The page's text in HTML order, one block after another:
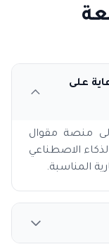
على
منصة مقوال
الاصطناعي
المناسبة.